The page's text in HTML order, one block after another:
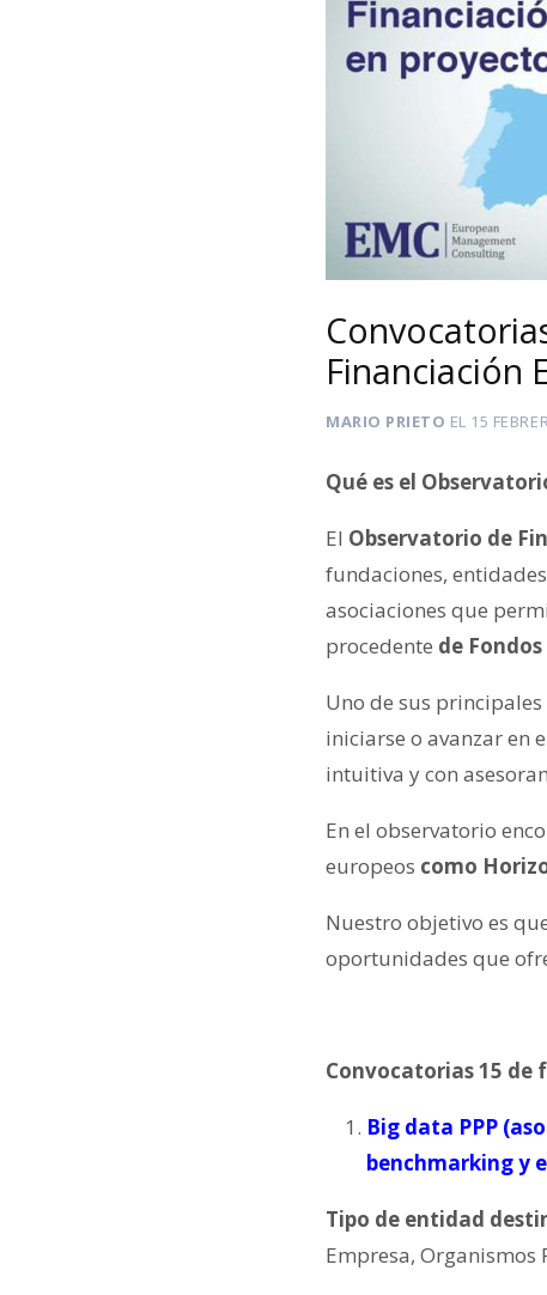
Financiación
MARIO PRIETO EL 15
Qué es el
El Observatorio de
fundaciones,
asociaciones que
procedente de
Uno de sus
iniciarse o avanzar en
intuitiva y con
En el observatorio
europeos como
Nuestro objetivo es
oportunidades que
Convocatorias 15 de
Big data PPP
benchmarking y
Tipo de entidad
Empresa, Organismos